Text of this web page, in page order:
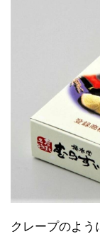
クレープのよう